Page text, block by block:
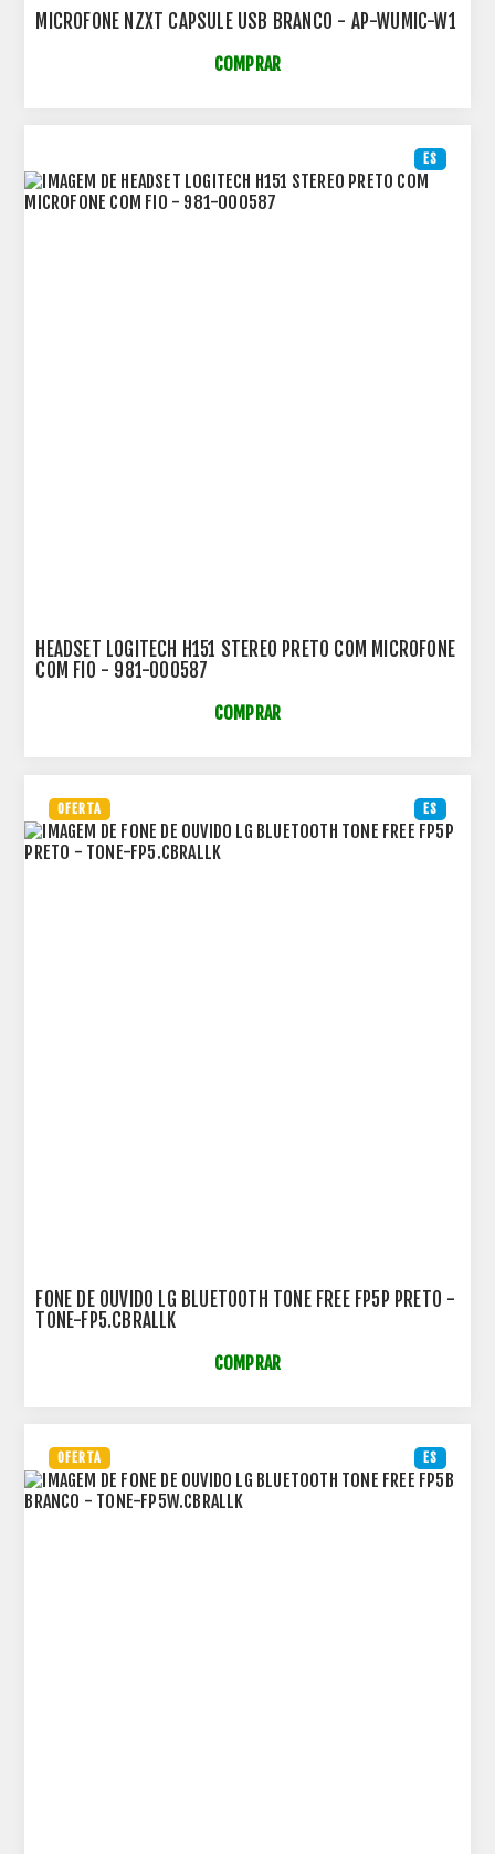
MICROFONE NZXT CAPSULE USB BRANCO - AP-WUMIC-W1
COMPRAR
ES
HEADSET LOGITECH H151 STEREO PRETO COM MICROFONE
COM FIO - 981-000587
COMPRAR
ES
OFERTA
FONE DE OUVIDO LG BLUETOOTH TONE FREE FP5P PRETO -
TONE-FP5.CBRALLK
COMPRAR
ES
OFERTA